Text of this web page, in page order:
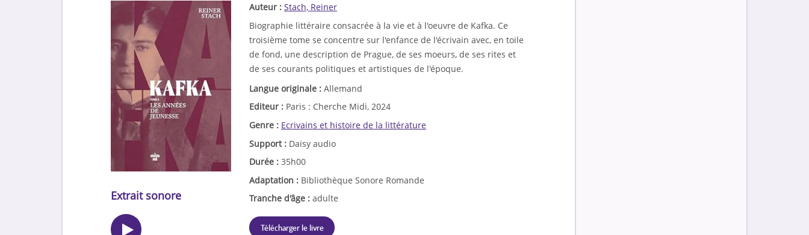
Auteur : Stach, Reiner
Biographie littéraire consacrée à la vie et à l'oeuvre de Kafka. Ce
troisième tome se concentre sur l'enfance de l'écrivain avec, en toile
de fond, une description de Prague, de ses moeurs, de ses rites et
de ses courants politiques et artistiques de l'époque.
Langue originale : Allemand
Editeur : Paris : Cherche Midi, 2024
Genre : Ecrivains et histoire de la littérature
Support : Daisy audio
Durée : 35h00
Adaptation : Bibliothèque Sonore Romande
Tranche d'âge : adulte
Télécharger le livre
Extrait sonore